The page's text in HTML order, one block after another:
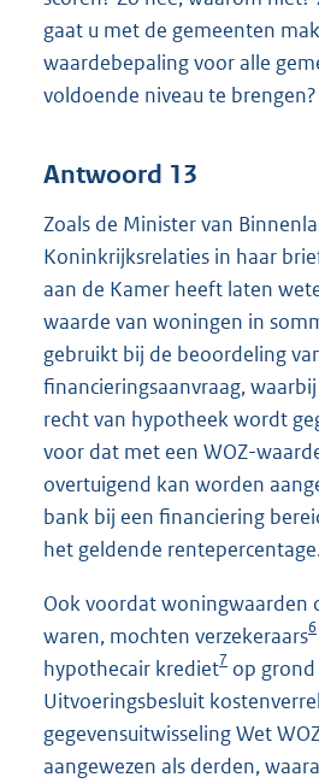
gaat u met de gemeenten
waardebepaling voor alle
voldoende niveau te brengen?
Antwoord 13
Zoals de Minister van
Koninkrijksrelaties in haar
aan de Kamer heeft laten
waarde van woningen in
gebruikt bij de beoordeling
financieringsaanvraag,
recht van hypotheek wordt
voor dat met een WOZ-
overtuigend kan worden
bank bij een financiering
het geldende
Ook voordat woningwaarden
waren, mochten verzekeraars6
hypothecair krediet7 op
Uitvoeringsbesluit
gegevensuitwisseling Wet
aangewezen als derden,